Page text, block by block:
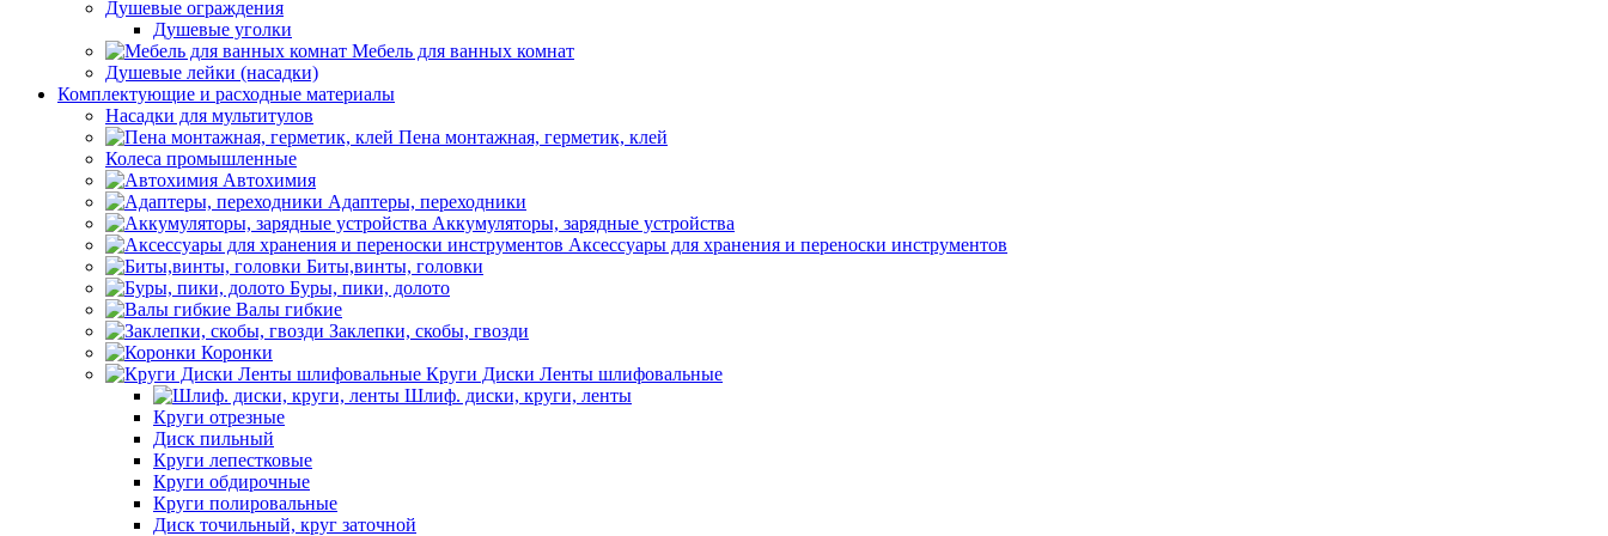
Душевые ограждения
Душевые уголки
Мебель для ванных комнат
Душевые лейки (насадки)
Комплектующие и расходные материалы
Насадки для мультитулов
Пена монтажная, герметик, клей
Колеса промышленные
Автохимия
Адаптеры, переходники
Аккумуляторы, зарядные устройства
Аксессуары для хранения и переноски инструментов
Биты,винты, головки
Буры, пики, долото
Валы гибкие
Заклепки, скобы, гвозди
Коронки
Круги Диски Ленты шлифовальные
Шлиф. диски, круги, ленты
Круги отрезные
Диск пильный
Круги лепестковые
Круги обдирочные
Круги полировальные
Диск точильный, круг заточной